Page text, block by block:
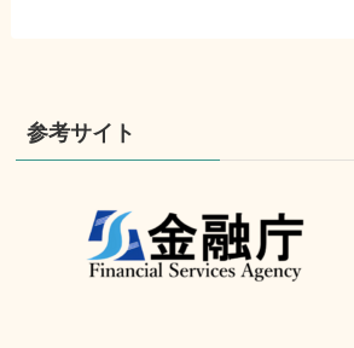
参考サイト